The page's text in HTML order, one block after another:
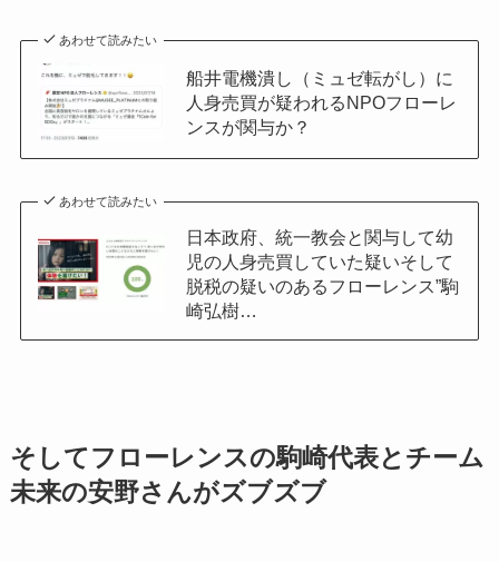
あわせて読みたい
船井電機潰し（ミュゼ転がし）に
人身売買が疑われるNPOフローレ
ンスが関与か？
あわせて読みたい
日本政府、統一教会と関与して幼
児の人身売買していた疑いそして
脱税の疑いのあるフローレンス”駒
崎弘樹…
そしてフローレンスの駒崎代表とチーム
未来の安野さんがズブズブ